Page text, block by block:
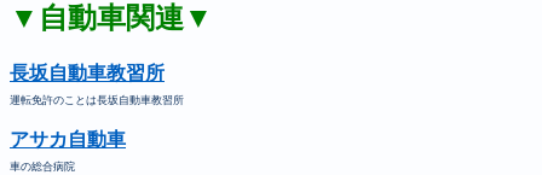
▼自動車関連▼
長坂自動車教習所
運転免許のことは長坂自動車教習所
アサカ自動車
車の総合病院